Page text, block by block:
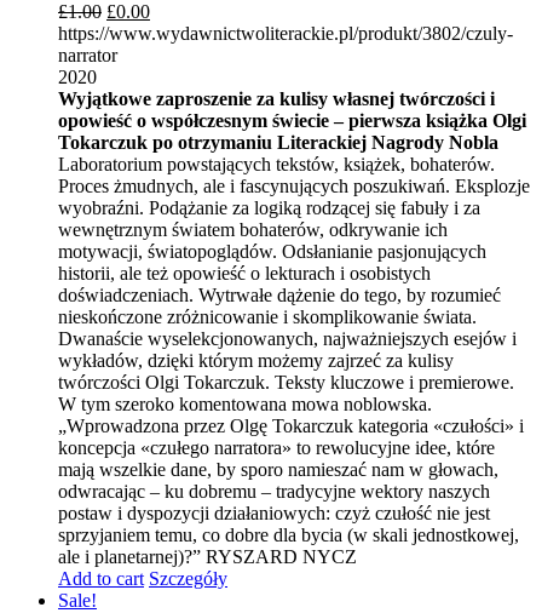
£1.00 £0.00
https://www.wydawnictwoliterackie.pl/produkt/3802/czuly-
narrator
2020
Wyjątkowe zaproszenie za kulisy własnej twórczości i
opowieść o współczesnym świecie – pierwsza książka Olgi
Tokarczuk po otrzymaniu Literackiej Nagrody Nobla
Laboratorium powstających tekstów, książek, bohaterów.
Proces żmudnych, ale i fascynujących poszukiwań. Eksplozje
wyobraźni. Podążanie za logiką rodzącej się fabuły i za
wewnętrznym światem bohaterów, odkrywanie ich
motywacji, światopoglądów. Odsłanianie pasjonujących
historii, ale też opowieść o lekturach i osobistych
doświadczeniach. Wytrwałe dążenie do tego, by rozumieć
nieskończone zróżnicowanie i skomplikowanie świata.
Dwanaście wyselekcjonowanych, najważniejszych esejów i
wykładów, dzięki którym możemy zajrzeć za kulisy
twórczości Olgi Tokarczuk. Teksty kluczowe i premierowe.
W tym szeroko komentowana mowa noblowska.
„Wprowadzona przez Olgę Tokarczuk kategoria «czułości» i
koncepcja «czułego narratora» to rewolucyjne idee, które
mają wszelkie dane, by sporo namieszać nam w głowach,
odwracając – ku dobremu – tradycyjne wektory naszych
postaw i dyspozycji działaniowych: czyż czułość nie jest
sprzyjaniem temu, co dobre dla bycia (w skali jednostkowej,
ale i planetarnej)?” RYSZARD NYCZ
Add to cart Szczegóły
Sale!